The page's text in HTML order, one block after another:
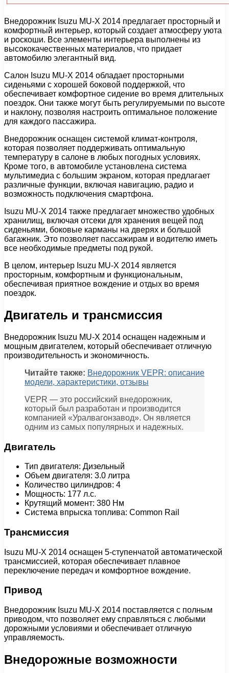
Внедорожник Isuzu MU-X 2014 предлагает просторный и
комфортный интерьер, который создает атмосферу уюта
и роскоши. Все элементы интерьера выполнены из
высококачественных материалов, что придает
автомобилю элегантный вид.
Салон Isuzu MU-X 2014 обладает просторными
сиденьями с хорошей боковой поддержкой, что
обеспечивает комфортное сидение во время длительных
поездок. Они также могут быть регулируемыми по высоте
и наклону, позволяя настроить оптимальное положение
для каждого пассажира.
Внедорожник оснащен системой климат-контроля,
которая позволяет поддерживать оптимальную
температуру в салоне в любых погодных условиях.
Кроме того, в автомобиле установлена система
мультимедиа с большим экраном, которая предлагает
различные функции, включая навигацию, радио и
возможность подключения смартфона.
Isuzu MU-X 2014 также предлагает множество удобных
хранилищ, включая отсеки для хранения вещей под
сиденьями, боковые карманы на дверях и большой
багажник. Это позволяет пассажирам и водителю иметь
все необходимые предметы под рукой.
В целом, интерьер Isuzu MU-X 2014 является
просторным, комфортным и функциональным,
обеспечивая приятное вождение и отдых во время
поездок.
Двигатель и трансмиссия
Внедорожник Isuzu MU-X 2014 оснащен надежным и
мощным двигателем, который обеспечивает отличную
производительность и экономичность.
Читайте также: Внедорожник VEPR: описание
модели, характеристики, отзывы
VEPR — это российский внедорожник,
который был разработан и производится
компанией «Уралвагонзавод». Он является
одним из самых популярных и надежных.
Двигатель
Тип двигателя: Дизельный
Объем двигателя: 3.0 литра
Количество цилиндров: 4
Мощность: 177 л.с.
Крутящий момент: 380 Нм
Система впрыска топлива: Common Rail
Трансмиссия
Isuzu MU-X 2014 оснащен 5-ступенчатой автоматической
трансмиссией, которая обеспечивает плавное
переключение передач и комфортное вождение.
Привод
Внедорожник Isuzu MU-X 2014 поставляется с полным
приводом, что позволяет ему справляться с любыми
дорожными условиями и обеспечивает отличную
управляемость.
Внедорожные возможности